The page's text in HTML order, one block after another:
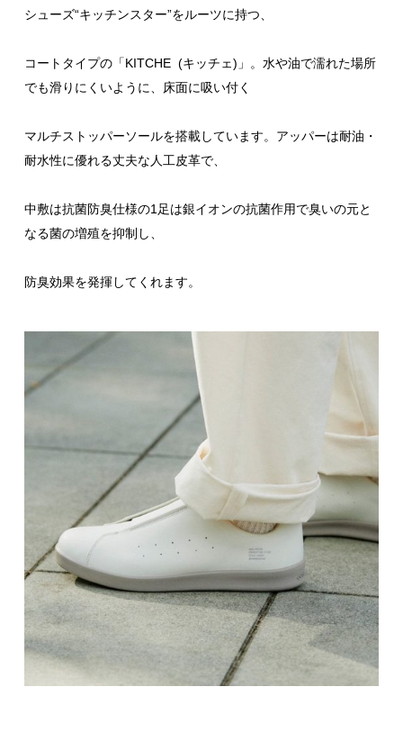
シューズ“キッチンスター”をルーツに持つ、
コートタイプの「KITCHE (キッチェ)」。水や油で濡れた場所
でも滑りにくいように、床面に吸い付く
マルチストッパーソールを搭載しています。アッパーは耐油・
耐水性に優れる丈夫な人工皮革で、
中敷は抗菌防臭仕様の1足は銀イオンの抗菌作用で臭いの元と
なる菌の増殖を抑制し、
防臭効果を発揮してくれます。